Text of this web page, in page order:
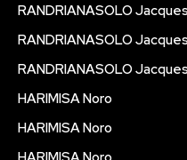
RANDRIANASOLO Jacques
RANDRIANASOLO Jacques
RANDRIANASOLO Jacques
HARIMISA Noro
HARIMISA Noro